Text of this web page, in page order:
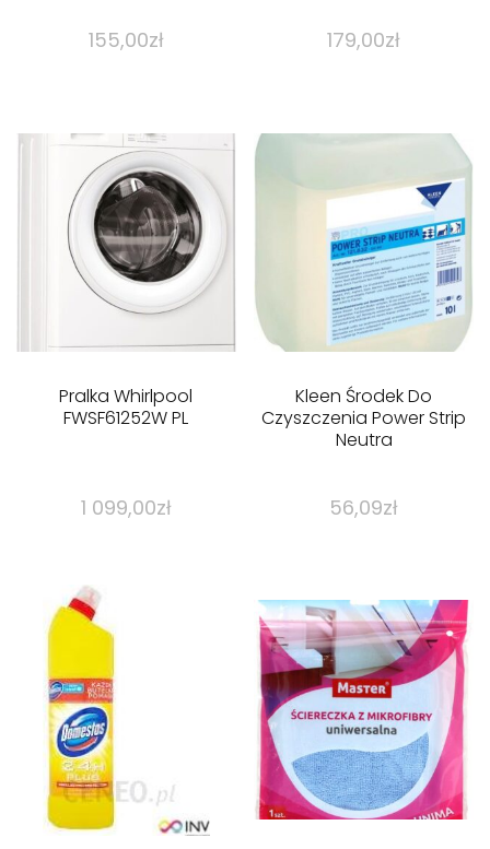
155,00zł 179,00zł
Pralka Whirlpool
FWSF61252W PL
1 099,00zł
Kleen Środek Do
Czyszczenia Power Strip
Neutra
56,09zł